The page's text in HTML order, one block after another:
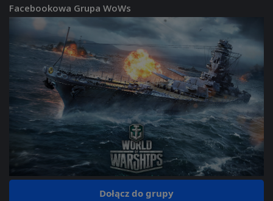
Facebookowa Grupa WoWs
Dołącz do grupy